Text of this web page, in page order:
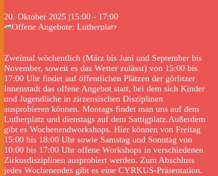
20. Oktober 2025 |15:00 - 17:00
Zweimal wöchentlich (März bis Juni und September bis
November, soweit es das Wetter zulässt) von 15:00 bis
17:00 Uhr findet auf öffentlichen Plätzen der görlitzer
Innenstadt das offene Angebot statt, bei dem sich Kinder
und Jugendliche in zirzensischen Disziplinen
ausprobieren können. Montags findet man uns auf dem
Lutherplatz und dienstags auf dem Sattigplatz.Außerdem
gibt es Wochenendworkshops. Hier können von Freitag
15:00 bis 18:00 Uhr sowie Samstag und Sonntag von
10:00 bis 17:00 Uhr offene Workshops in verschiedenen
Zirkusdisziplinen ausprobiert werden. Zum Abschluss
jedes Wochenendes gibt es eine CYRKUS-Präsentation.